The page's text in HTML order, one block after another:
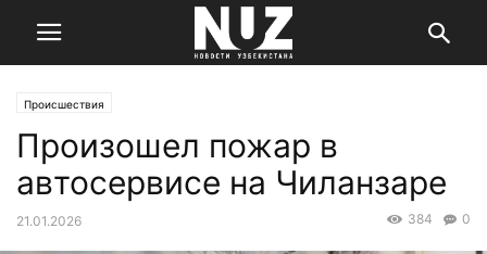
Происшествия
Произошел пожар в
автосервисе на Чиланзаре
21.01.2026 0
384